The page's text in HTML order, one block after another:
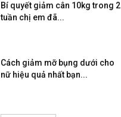
Bí quyết giảm cân 10kg trong 2
tuần chị em đã...
Cách giảm mỡ bụng dưới cho
nữ hiệu quả nhất bạn...